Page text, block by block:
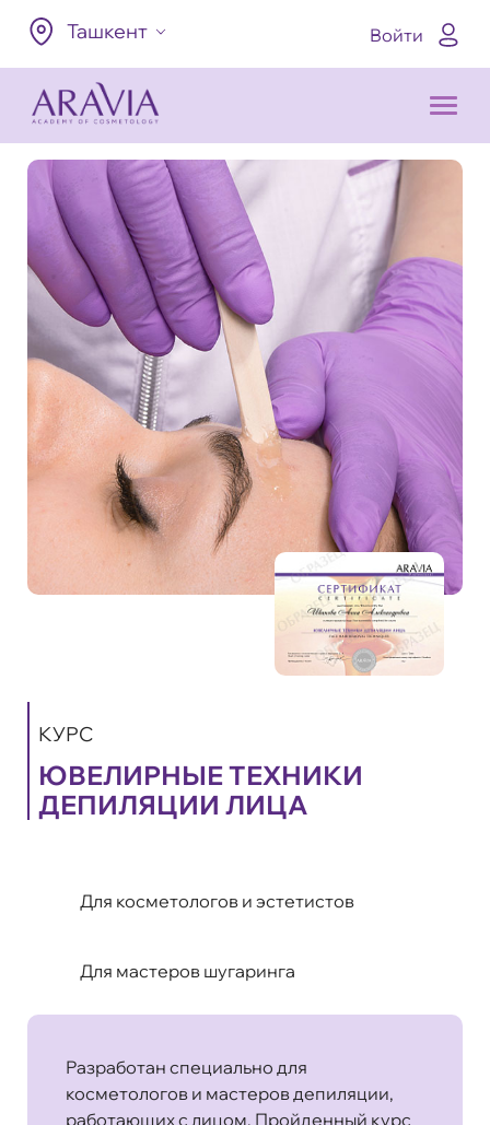
Ташкент Войти
КУРС
ЮВЕЛИРНЫЕ ТЕХНИКИ
ДЕПИЛЯЦИИ ЛИЦА
Для косметологов и эстетистов
Для мастеров шугаринга
Разработан специально для
косметологов и мастеров депиляции,
работающих с лицом. Пройденный курс